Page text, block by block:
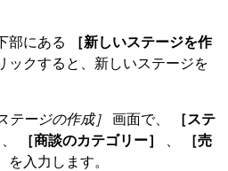
部にある
［新しいステージを作
ックすると、新しいステージを
テージの作成］ 画面で、
［ステ
［商談のカテゴリー］
［売
を入力します。